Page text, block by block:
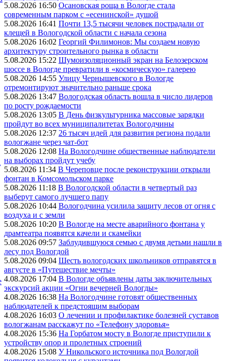
5.08.2026 16:50 Осановская роща в Вологде стала
современным парком с «есенинской» душой
5.08.2026 16:41 Почти 13,5 тысячи человек пострадали от
клещей в Вологодской области с начала сезона
5.08.2026 16:02 Георгий Филимонов: Мы создаем новую
архитектуру строительного рынка в области
5.08.2026 15:22 Шумоизоляционный экран на Белозерском
шоссе в Вологде превратили в «космическую» галерею
5.08.2026 14:55 Улицу Чернышевского в Вологде
отремонтируют значительно раньше срока
5.08.2026 13:47 Вологодская область вошла в число лидеров
по росту рождаемости
5.08.2026 13:05 В День физкультурника массовые зарядки
пройдут во всех муниципалитетах Вологодчины
5.08.2026 12:37 26 тысяч идей для развития региона подали
вологжане через чат-бот
5.08.2026 12:08 На Вологодчине общественные наблюдатели
на выборах пройдут учебу
5.08.2026 11:34 В Череповце после реконструкции открыли
фонтан в Комсомольском парке
5.08.2026 11:18 В Вологодской области в четвертый раз
выберут самого лучшего папу
5.08.2026 10:44 Вологодчина усилила защиту лесов от огня с
воздуха и с земли
5.08.2026 10:20 В Вологде на месте аварийного фонтана у
драмтеатра появятся качели и скамейки
5.08.2026 09:57 Заблудившуюся семью с двумя детьми нашли в
лесу под Вологдой
5.08.2026 09:04 Шесть вологодских школьников отправятся в
августе в «Путешествие мечты»
4.08.2026 17:04 В Вологде объявлены даты заключительных
экскурсий акции «Огни вечерней Вологды»
4.08.2026 16:38 На Вологодчине готовят общественных
наблюдателей к предстоящим выборам
4.08.2026 16:03 О лечении и профилактике болезней суставов
вологжанам расскажут по «Телефону здоровья»
4.08.2026 15:36 На Горбатом мосту в Вологде приступили к
устройству опор и пролетных строений
4.08.2026 15:08 У Никольского источника под Вологдой